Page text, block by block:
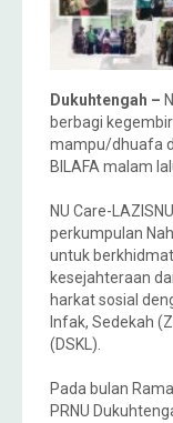
Dukuhtengah –
berbagi
mampu/dhuafa
BILAFA malam
NU Care-
perkumpulan
untuk
kesejahteraan
harkat sosial
Infak, Sedekah
(DSKL).
Pada bulan
PRNU